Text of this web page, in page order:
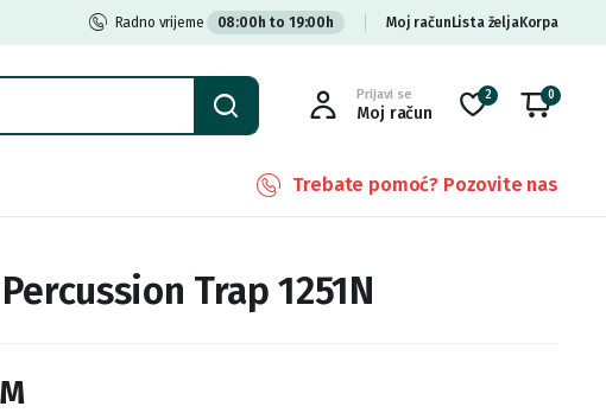
Radno vrijeme 08:00h to 19:00h Moj račun Lista željaKorpa
Prijavi se
Moj račun
2 0
Trebate pomoć? Pozovite nas
Trap 1251N